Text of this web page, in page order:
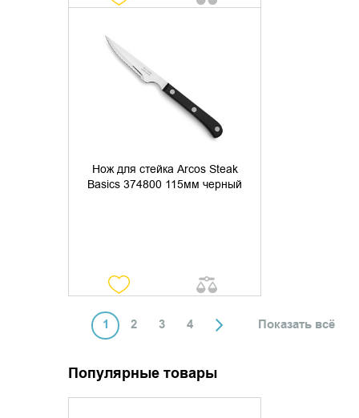
Нож для стейка Arcos Steak
Basics 374800 115мм черный
УТОЧНИТЬ НАЛИЧИЕ
1 2 3 4 Показать всё
Популярные товары